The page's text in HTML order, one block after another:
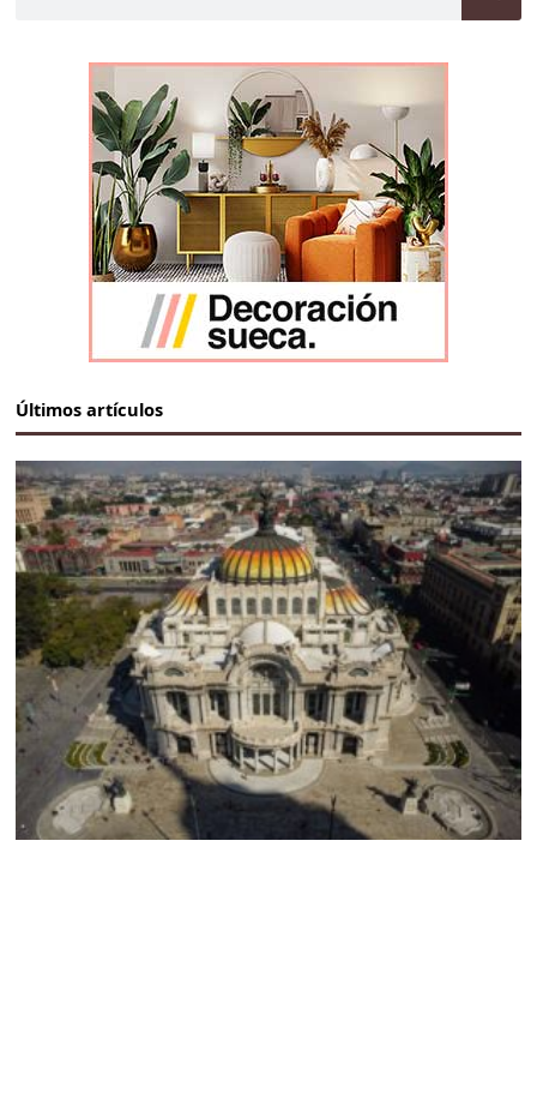
Últimos artículos